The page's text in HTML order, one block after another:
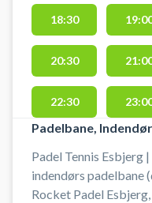
18:30
20:30
22:30
Padelbane,
Padel Tennis Esbjerg
indendørs padelbane
Rocket Padel